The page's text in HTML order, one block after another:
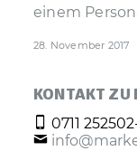
einem
28. November 2017
KONTAKT ZU
0711